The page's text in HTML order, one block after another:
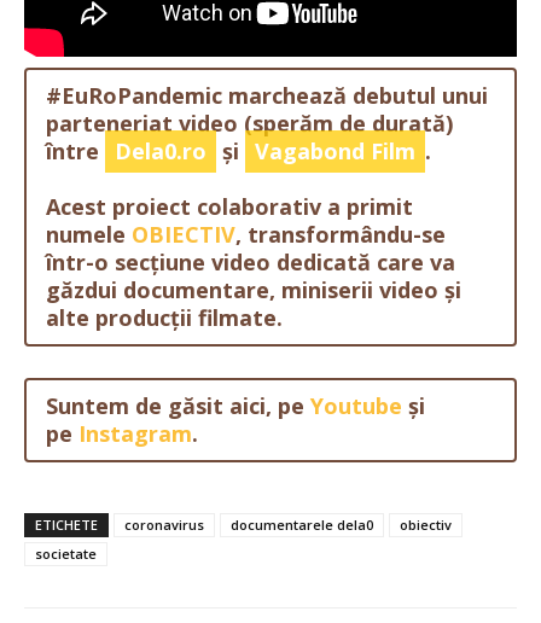
#EuRoPandemic marchează debutul unui
parteneriat video (sperăm de durată)
între
Dela0.ro și Vagabond Film .
Acest proiect colaborativ a primit
numele OBIECTIV, transformându-se
într-o secțiune video dedicată care va
găzdui documentare, miniserii video și
alte producții filmate.
Suntem de găsit aici, pe Youtube și
pe Instagram.
ETICHETE coronavirus documentarele dela0
obiectiv
societate